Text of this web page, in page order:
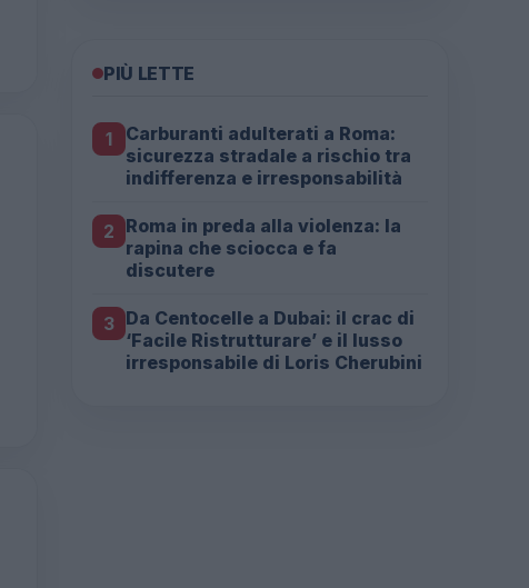
PIÙ LETTE
1
Carburanti adulterati a Roma:
sicurezza stradale a rischio tra
indifferenza e irresponsabilità
2 Roma in preda alla violenza: la
rapina che sciocca e fa
discutere
3 Da Centocelle a Dubai: il crac di
‘Facile Ristrutturare’ e il lusso
irresponsabile di Loris Cherubini